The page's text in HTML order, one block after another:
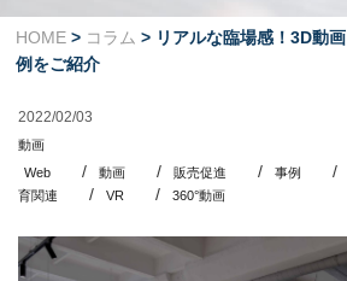
HOME > コラム > リアルな臨場感！3D動
例をご紹介
2022/02/03
動画
Web
動画 販売促進 事例
育関連
VR 360°動画